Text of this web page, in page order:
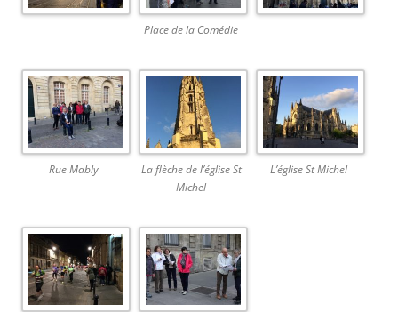
Place de la Comédie
Rue Mably
La flèche de l’église St
Michel
L’église St Michel